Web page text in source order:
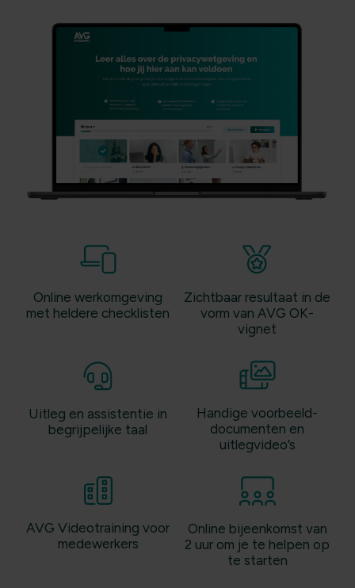
Online werkomgeving
met heldere checklisten
Zichtbaar resultaat in de
vorm van AVG OK-
vignet
Uitleg en assistentie in
begrijpelijke taal
Handige voorbeeld-
documenten en
uitlegvideo’s
AVG Videotraining voor
medewerkers
Online bijeenkomst van
2 uur om je te helpen op
te starten